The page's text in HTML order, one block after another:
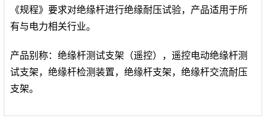
《规程》要求对绝缘杆进行绝缘耐压试验，产品适用于所
有与电力相关行业。
产品别称：绝缘杆测试支架（遥控），遥控电动绝缘杆测
试支架，绝缘杆检测装置，绝缘杆支架，绝缘杆交流耐压
支架。